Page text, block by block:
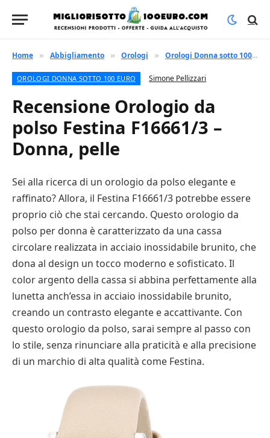
Home » Abbigliamento » Orologi » Orologi Donna sotto 100 euro
OROLOGI DONNA SOTTO 100 EURO Simone Pellizzari
Recensione Orologio da
polso Festina F16661/3 –
Donna, pelle
Sei alla ricerca di un orologio da polso elegante e
raffinato? Allora, il Festina F16661/3 potrebbe essere
proprio ciò che stai cercando. Questo orologio da
polso per donna è caratterizzato da una cassa
circolare realizzata in acciaio inossidabile brunito, che
dona al design un tocco moderno e sofisticato. Il
color argento della cassa si abbina perfettamente alla
lunetta anch’essa in acciaio inossidabile brunito,
creando un contrasto elegante e accattivante. Con
questo orologio da polso, sarai sempre al passo con
lo stile, senza rinunciare alla praticità e alla precisione
di un marchio di alta qualità come Festina.